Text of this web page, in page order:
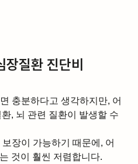
장질환 진단비
충분하다고 생각하지만, 어
, 뇌 관련 질환이 발생할 수
장이 가능하기 때문에, 어
것이 훨씬 저렴합니다.